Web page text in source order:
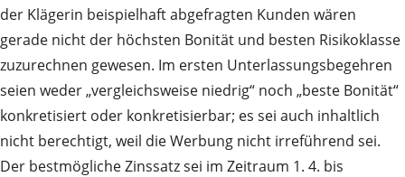
der Klägerin beispielhaft abgefragten Kunden wären
gerade nicht der höchsten Bonität und besten Risikoklasse
zuzurechnen gewesen. Im ersten Unterlassungsbegehren
seien weder „vergleichsweise niedrig“ noch „beste Bonität“
konkretisiert oder konkretisierbar; es sei auch inhaltlich
nicht berechtigt, weil die Werbung nicht irreführend sei.
Der bestmögliche Zinssatz sei im Zeitraum 1. 4. bis